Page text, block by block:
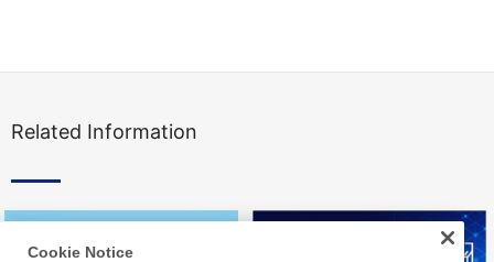
Related Information
Cookie Notice